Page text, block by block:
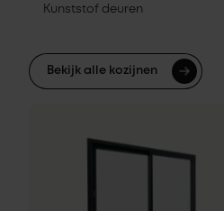
Kunststof deuren
Bekijk alle kozijnen